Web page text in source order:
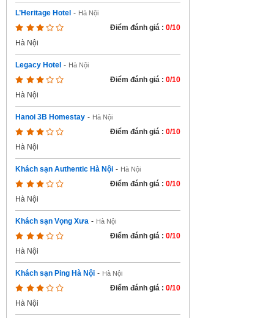
L’Heritage Hotel - Hà Nội
Điểm đánh giá : 0/10
Hà Nội
Legacy Hotel - Hà Nội
Điểm đánh giá : 0/10
Hà Nội
Hanoi 3B Homestay - Hà Nội
Điểm đánh giá : 0/10
Hà Nội
Khách sạn Authentic Hà Nội - Hà Nội
Điểm đánh giá : 0/10
Hà Nội
Khách sạn Vọng Xưa - Hà Nội
Điểm đánh giá : 0/10
Hà Nội
Khách sạn Ping Hà Nội - Hà Nội
Điểm đánh giá : 0/10
Hà Nội